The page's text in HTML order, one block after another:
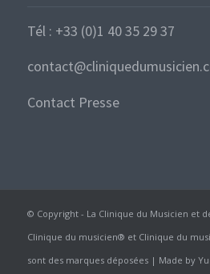
Tél : +33 (0)1 40 35 29 37
Contact Presse
© Copyright - La Clinique du Musicien et
Clinique du musicien® et Clinique du
sont des marques déposées | Made by